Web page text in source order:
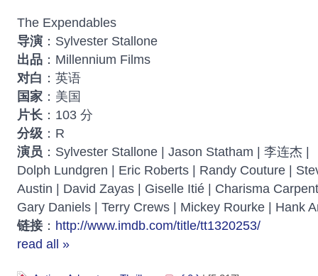
The Expendables
导演 ：Sylvester Stallone
出品 ：Millennium Films
对白 ：英语
国家 ：美国
片长 ：103 分
分级 ：R
演员 ：Sylvester Stallone | Jason Statham | 李连杰 |
Dolph Lundgren | Eric Roberts | Randy Couture |
Austin | David Zayas | Giselle Itié | Charisma
Gary Daniels | Terry Crews | Mickey Rourke | Hank
链接 ： http://www.imdb.com/title/tt1320253/
read all »